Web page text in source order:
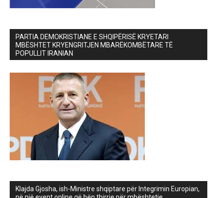
PARTIA DEMOKRISTIANE E SHQIPËRISË KRYETARI
MBËSHTET KRYENGRITJEN MBARËKOMBËTARE TË
POPULLIT IRANIAN
Klajda Gjosha, ish-Ministre shqiptare për Integrimin Europian,